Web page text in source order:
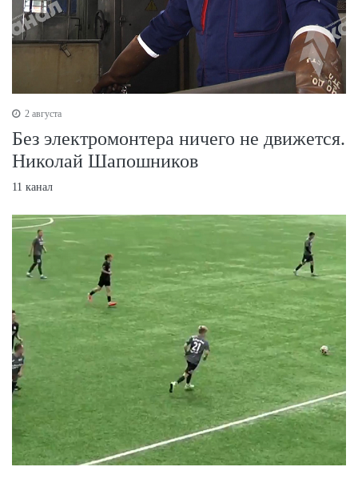
2 августа
Без электромонтера ничего не движется.
Николай Шапошников
11 канал